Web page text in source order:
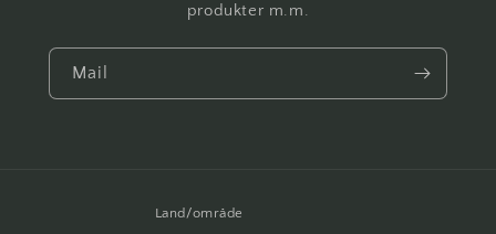
produkter m.m.
Mail
Land/område